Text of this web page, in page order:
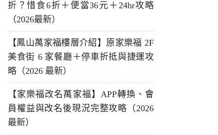
折？惜食6折＋便當36元＋24hr攻略
（2026最新）
【鳳山萬家福樓層介紹】原家樂福 2F
美食街 6 家餐廳＋停車折抵與捷運攻
略（2026 最新）
【家樂福改名萬家福】APP轉換、會
員權益與改名後現況完整攻略（2026
最新）